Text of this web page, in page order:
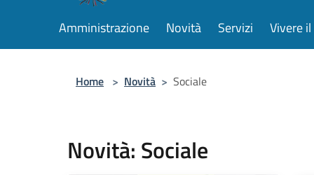
Amministrazione Novità Servizi Vivere
Home > Novità > Sociale
Novità: Sociale